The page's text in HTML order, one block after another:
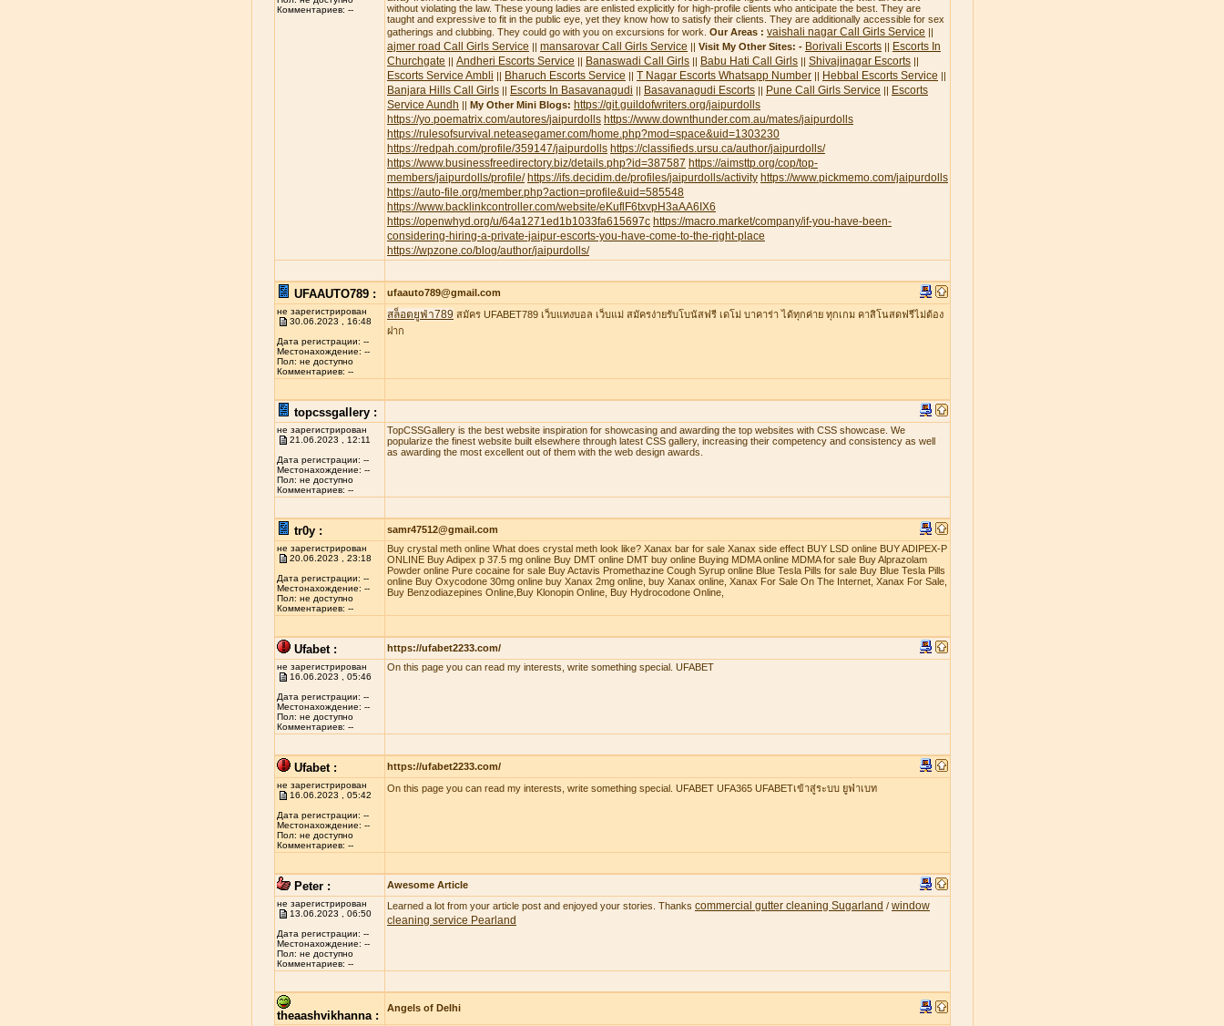
Комментариев: --
without violating the law. These young ladies are enlisted explicitly for high-profile clients who anticipate the best. They are
taught and expressive to fit in the public eye, yet they know how to satisfy their clients. They are additionally accessible for sex
gatherings and clubbing. They could go with you on excursions for work. Our Areas : vaishali nagar Call Girls Service ||
ajmer road Call Girls Service || mansarovar Call Girls Service || Visit My Other Sites: - Borivali Escorts || Escorts In
Churchgate || Andheri Escorts Service || Banaswadi Call Girls || Babu Hati Call Girls || Shivajinagar Escorts ||
Escorts Service Ambli || Bharuch Escorts Service || T Nagar Escorts Whatsapp Number || Hebbal Escorts Service ||
Banjara Hills Call Girls || Escorts In Basavanagudi || Basavanagudi Escorts || Pune Call Girls Service || Escorts
Service Aundh || My Other Mini Blogs: https://git.guildofwriters.org/jaipurdolls
https://yo.poematrix.com/autores/jaipurdolls https://www.downthunder.com.au/mates/jaipurdolls
https://rulesofsurvival.neteasegamer.com/home.php?mod=space&uid=1303230
https://redpah.com/profile/359147/jaipurdolls https://classifieds.ursu.ca/author/jaipurdolls/
https://www.businessfreedirectory.biz/details.php?id=387587 https://aimsttp.org/cop/top-
members/jaipurdolls/profile/ https://ifs.decidim.de/profiles/jaipurdolls/activity https://www.pickmemo.com/jaipurdolls
https://auto-file.org/member.php?action=profile&uid=585548
https://www.backlinkcontroller.com/website/eKuflF6txvpH3aAA6IX6
https://openwhyd.org/u/64a1271ed1b1033fa615697c https://macro.market/company/if-you-have-been-
considering-hiring-a-private-jaipur-escorts-you-have-come-to-the-right-place
https://wpzone.co/blog/author/jaipurdolls/
UFAAUTO789 : ufaauto789@gmail.com
не зарегистрирован
30.06.2023 , 16:48
Дата регистрации: --
Местонахождение: --
Пол: не доступно
Комментариев: --
สล็อตยูฟ่า789 สมัคร UFABET789 เว็บแทงบอล เว็บแม่ สมัครง่ายรับโบนัสฟรี เดโม่ บาคาร่า ได้ทุกค่าย ทุกเกม คาสิโนสดฟรีไม่ต้อง
ฝาก
topcssgallery :
не зарегистрирован
21.06.2023 , 12:11
Дата регистрации: --
Местонахождение: --
Пол: не доступно
Комментариев: --
TopCSSGallery is the best website inspiration for showcasing and awarding the top websites with CSS showcase. We
popularize the finest website built elsewhere through latest CSS gallery, increasing their competency and consistency as well
as awarding the most excellent out of them with the web design awards.
tr0y : samr47512@gmail.com
не зарегистрирован
20.06.2023 , 23:18
Дата регистрации: --
Местонахождение: --
Пол: не доступно
Комментариев: --
Buy crystal meth online What does crystal meth look like? Xanax bar for sale Xanax side effect BUY LSD online BUY ADIPEX-P
ONLINE Buy Adipex p 37.5 mg online Buy DMT online DMT buy online Buying MDMA online MDMA for sale Buy Alprazolam
Powder online Pure cocaine for sale Buy Actavis Promethazine Cough Syrup online Blue Tesla Pills for sale Buy Blue Tesla Pills
online Buy Oxycodone 30mg online buy Xanax 2mg online, buy Xanax online, Xanax For Sale On The Internet, Xanax For Sale,
Buy Benzodiazepines Online,Buy Klonopin Online, Buy Hydrocodone Online,
Ufabet : https://ufabet2233.com/
не зарегистрирован
16.06.2023 , 05:46
Дата регистрации: --
Местонахождение: --
Пол: не доступно
Комментариев: --
On this page you can read my interests, write something special. UFABET
Ufabet : https://ufabet2233.com/
не зарегистрирован
16.06.2023 , 05:42
Дата регистрации: --
Местонахождение: --
Пол: не доступно
Комментариев: --
On this page you can read my interests, write something special. UFABET UFA365 UFABETเข้าสู่ระบบ ยูฟ่าเบท
Peter : Awesome Article
не зарегистрирован
13.06.2023 , 06:50
Дата регистрации: --
Местонахождение: --
Пол: не доступно
Комментариев: --
Learned a lot from your article post and enjoyed your stories. Thanks commercial gutter cleaning Sugarland / window
cleaning service Pearland
theaashvikhanna :
Angels of Delhi